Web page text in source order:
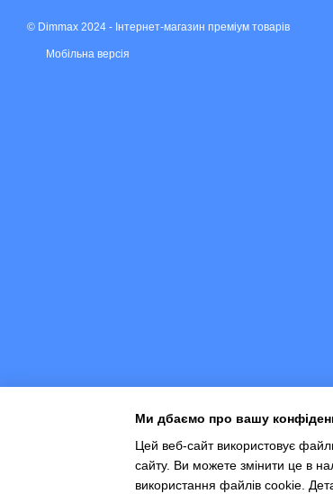
© Dimmax 2024 - Інтернет-магазин преміум товарів
Мобільна версія
Ми дбаємо про вашу
Цей веб-сайт використовує
сайту. Ви можете змінити це в
використання файлів cookie.